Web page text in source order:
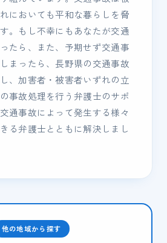
においても平和な暮らしを脅
。もし不幸にもあなたが交通
たら、また、予期せず交通事
まったら、長野県の交通事故
、加害者・被害者いずれの立
事故処理を行う弁護士のサポ
通事故によって発生する様々
る弁護士とともに解決しまし
他の地域から探す